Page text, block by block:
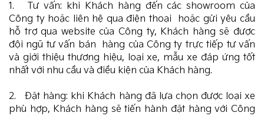
1. Tư vấn: khi Khách hàng đến các showroom của
Công ty hoặc liên hệ qua điện thoại hoặc gửi yêu cầu
hỗ trợ qua website của Công ty, Khách hàng sẽ được
đội ngũ tư vấn bán hàng của Công ty trực tiếp tư vấn
và giới thiệu thương hiệu, loại xe, mẫu xe đáp ứng tốt
nhất với nhu cầu và điều kiện của Khách hàng.
2. Đặt hàng: khi Khách hàng đã lựa chọn được loại xe
phù hợp, Khách hàng sẽ tiến hành đặt hàng với Công